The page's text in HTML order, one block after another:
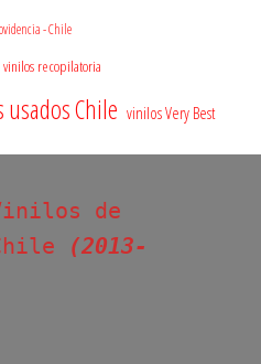
- Chile
vinilos recopilatoria
Chile vinilos Very Best
de
(2013-